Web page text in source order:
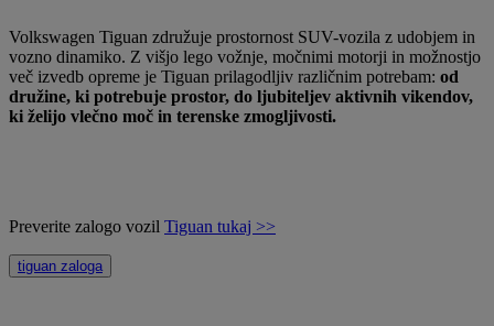
Volkswagen Tiguan združuje prostornost SUV-vozila z udobjem in
vozno dinamiko. Z višjo lego vožnje, močnimi motorji in možnostjo
več izvedb opreme je Tiguan prilagodljiv različnim potrebam: od
družine, ki potrebuje prostor, do ljubiteljev aktivnih vikendov,
ki želijo vlečno moč in terenske zmogljivosti.
Preverite zalogo vozil Tiguan tukaj >>
tiguan zaloga